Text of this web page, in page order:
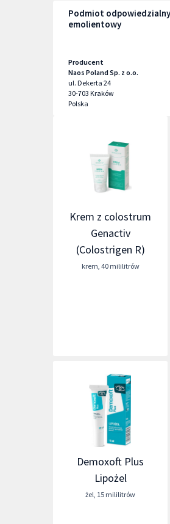
Podmiot
emolientowy
Producent
Naos Poland Sp. z o.o.
ul. Dekerta 24
30-703 Kraków
Polska
Krem z colostrum
Genactiv
(Colostrigen R)
krem, 40 mililitrów
Demoxoft Plus
Lipożel
żel, 15 mililitrów